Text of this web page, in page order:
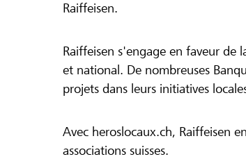
Raiffeisen.
Raiffeisen s'engage en faveur de
et national. De nombreuses
projets dans leurs initiatives
Avec heroslocaux.ch, Raiffeisen
associations suisses.